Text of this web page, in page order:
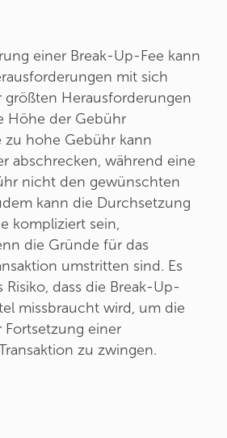
einer Break-Up-Fee kann
mit sich
größten Herausforderungen
Höhe der Gebühr
zu hohe Gebühr kann
abschrecken, während eine
nicht den gewünschten
kann die Durchsetzung
kompliziert sein,
die Gründe für das
umstritten sind. Es
dass die Break-Up-
missbraucht wird, um die
Fortsetzung einer
zu zwingen.